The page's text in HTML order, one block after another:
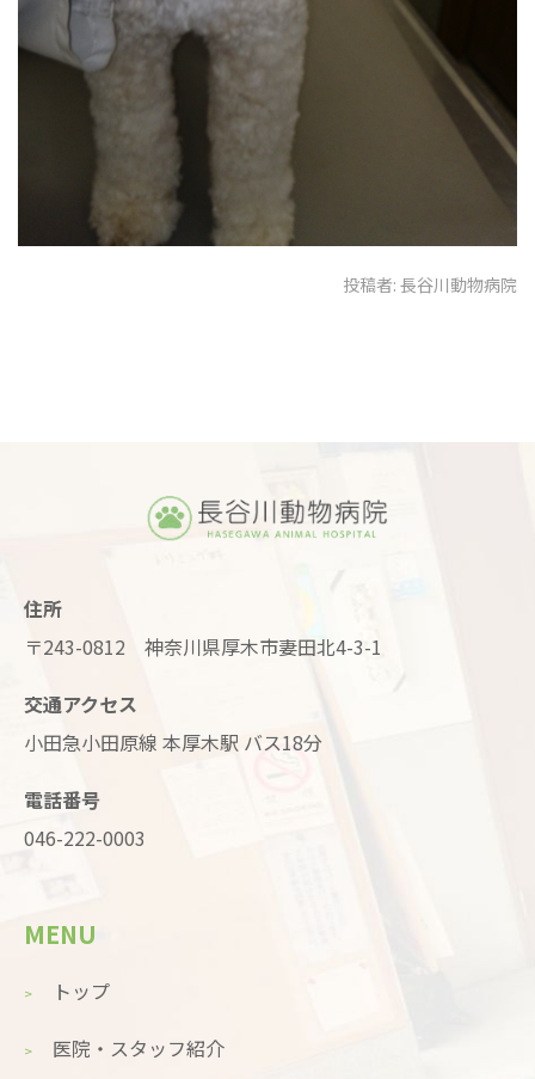
投稿者: 長谷川動物病院
住所
〒243-0812 神奈川県厚木市妻田北4-3-1
交通アクセス
小田急小田原線 本厚木駅 バス18分
電話番号
046-222-0003
MENU
トップ
医院・スタッフ紹介